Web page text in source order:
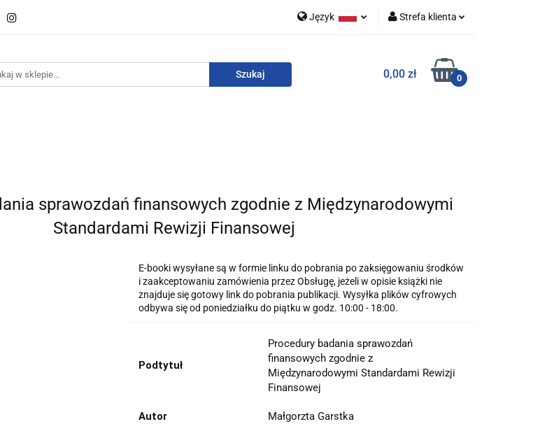
Język Strefa klienta
Zarejestruj się
0,00 zł 0
Wydawnictwa
sprawozdań finansowych zgodnie z Międzynarodowymi
Standardami Rewizji Finansowej
E-booki wysyłane są w formie linku do pobrania po zaksięgowaniu środków
i zaakceptowaniu zamówienia przez Obsługę, jeżeli w opisie książki nie
znajduje się gotowy link do pobrania publikacji. Wysyłka plików cyfrowych
odbywa się od poniedziałku do piątku w godz. 10:00 - 18:00.
Podtytuł
Procedury badania sprawozdań
finansowych zgodnie z
Międzynarodowymi Standardami Rewizji
Finansowej
Autor Małgorzta Garstka